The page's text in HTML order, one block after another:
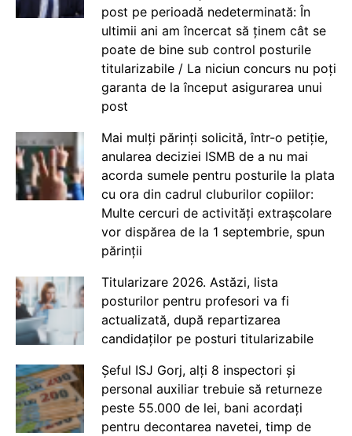
post pe perioadă nedeterminată: În
ultimii ani am încercat să ținem cât se
poate de bine sub control posturile
titularizabile / La niciun concurs nu poți
garanta de la început asigurarea unui
post
Mai mulți părinți solicită, într-o petiție,
anularea deciziei ISMB de a nu mai
acorda sumele pentru posturile la plata
cu ora din cadrul cluburilor copiilor:
Multe cercuri de activități extrașcolare
vor dispărea de la 1 septembrie, spun
părinții
Titularizare 2026. Astăzi, lista
posturilor pentru profesori va fi
actualizată, după repartizarea
candidaților pe posturi titularizabile
Șeful ISJ Gorj, alți 8 inspectori și
personal auxiliar trebuie să returneze
peste 55.000 de lei, bani acordați
pentru decontarea navetei, timp de